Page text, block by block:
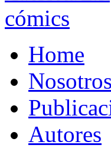
Home
Nosotros
Autores